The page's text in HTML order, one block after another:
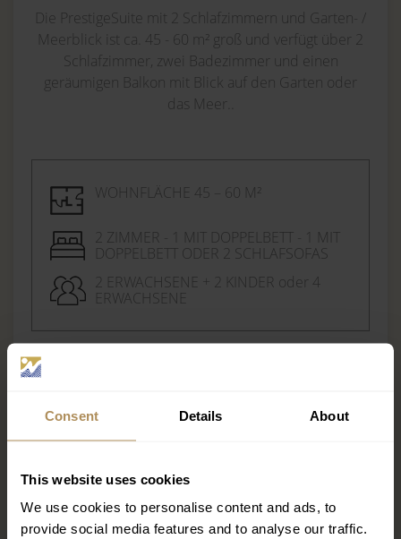
Consent Details About
This website uses cookies
We use cookies to personalise content and ads, to
provide social media features and to analyse our traffic.
Die PrestigeSuite mit 2 Schlafzimmern und Garten- /
Meerblick ist ca. 45 - 60 m² groß und verfügt über 2
Schlafzimmer, zwei Badezimmer und einen
geräumigen Balkon mit Blick auf den Garten oder
das Meer..
WOHNFLÄCHE 45 – 60 M²
2 ZIMMER - 1 MIT DOPPELBETT - 1 MIT
DOPPELBETT ODER 2 SCHLAFSOFAS
2 ERWACHSENE + 2 KINDER oder 4
ERWACHSENE